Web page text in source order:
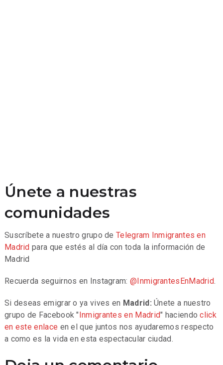
Únete a nuestras
comunidades
Suscríbete a nuestro grupo deTelegram Inmigrantes en
Madrid para que estés al día con toda la información de
Madrid
Recuerda seguirnos en Instagram: @InmigrantesEnMadrid.
Si deseas emigrar o ya vives en Madrid:Únete a nuestro
grupo de Facebook "Inmigrantes en Madrid" haciendoclick
en este enlace en el que juntos nos ayudaremos respecto
a como es la vida en esta espectacular ciudad.